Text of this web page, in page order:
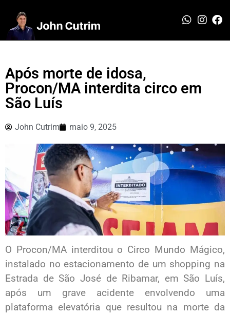
Após morte de idosa,
Procon/MA interdita circo em
São Luís
John Cutrim maio 9, 2025
O Procon/MA interditou o Circo Mundo Mágico,
instalado no estacionamento de um shopping na
Estrada de São José de Ribamar, em São Luís,
após um grave acidente envolvendo uma
plataforma elevatória que resultou na morte da